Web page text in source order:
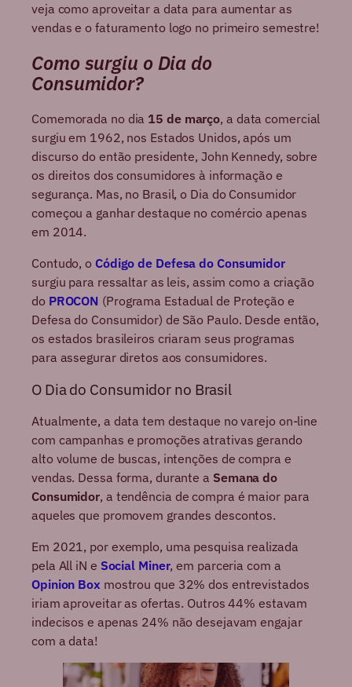
veja como aproveitar a data para aumentar as
vendas e o faturamento logo no primeiro semestre!
Como surgiu o Dia do
Consumidor?
Comemorada no dia 15 de março, a data comercial
surgiu em 1962, nos Estados Unidos, após um
discurso do então presidente, John Kennedy, sobre
os direitos dos consumidores à informação e
segurança. Mas, no Brasil, o Dia do Consumidor
começou a ganhar destaque no comércio apenas
em 2014.
Contudo, o Código de Defesa do Consumidor
surgiu para ressaltar as leis, assim como a criação
do PROCON (Programa Estadual de Proteção e
Defesa do Consumidor) de São Paulo. Desde então,
os estados brasileiros criaram seus programas
para assegurar diretos aos consumidores.
O Dia do Consumidor no Brasil
Atualmente, a data tem destaque no varejo on-line
com campanhas e promoções atrativas gerando
alto volume de buscas, intenções de compra e
vendas. Dessa forma, durante a Semana do
Consumidor, a tendência de compra é maior para
aqueles que promovem grandes descontos.
Em 2021, por exemplo, uma pesquisa realizada
pela All iN e Social Miner, em parceria com a
Opinion Box mostrou que 32% dos entrevistados
iriam aproveitar as ofertas. Outros 44% estavam
indecisos e apenas 24% não desejavam engajar
com a data!